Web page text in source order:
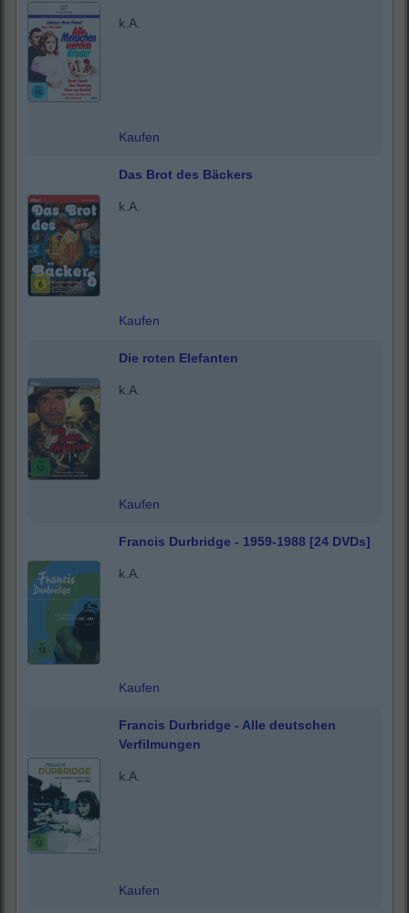
k.A.
Kaufen
Das Brot des Bäckers
k.A.
Kaufen
Die roten Elefanten
k.A.
Kaufen
Francis Durbridge - 1959-1988 [24 DVDs]
k.A.
Kaufen
Francis Durbridge - Alle deutschen
Verfilmungen
k.A.
Kaufen